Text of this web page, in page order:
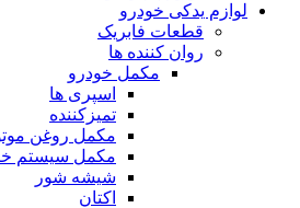
لوازم یدکی خودرو
قطعات فابریک
روان کننده ها
مکمل خودرو
اسپری ها
تمیزکننده
مکمل روغن
مکمل سیستم
شیشه شور
اکتان